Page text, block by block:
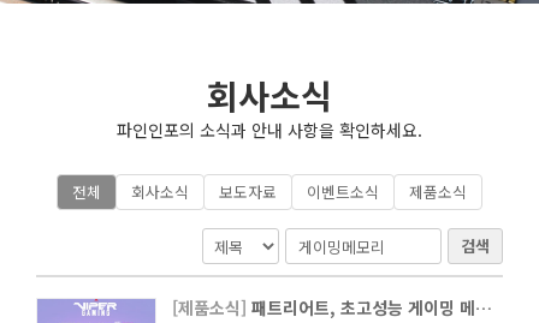
회사소식
파인인포의 소식과 안내 사항을 확인하세요.
전체 회사소식 보도자료 이벤트소식 제품소식
검색
[제품소식] 패트리어트, 초고성능 게이밍 메모리 2종 출시 – VIPER Xtreme5·Elite5 U..